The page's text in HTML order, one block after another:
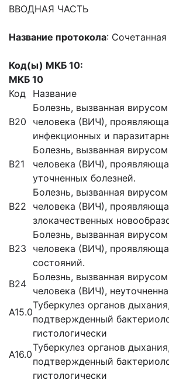
ВВОДНАЯ ЧАСТЬ
Название протокола:
Код(ы) МКБ 10:
МКБ 10
Код
Название
B20
Болезнь, вызванная
человека (ВИЧ),
инфекционных и
B21
Болезнь, вызванная
человека (ВИЧ),
уточненных болезней.
B22
Болезнь, вызванная
человека (ВИЧ),
злокачественных
B23
Болезнь, вызванная
человека (ВИЧ),
состояний.
B24
Болезнь, вызванная
человека (ВИЧ),
A15.0
Туберкулез органов дыхания,
подтвержденный
гистологически
A16.0
Туберкулез органов
подтвержденный
гистологически